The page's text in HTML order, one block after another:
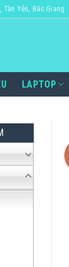
Tân Yên, Bắc Giang
LAPTOP